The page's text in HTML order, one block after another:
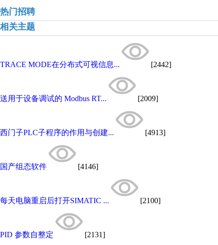
热门招聘
相关主题
TRACE MODE在分布式可视信息... [2442]
送用于设备调试的 Modbus RT... [2009]
西门子PLC子程序的作用与创建... [4913]
国产组态软件 [4146]
每天电脑重启后打开SIMATIC ... [2100]
PID 参数自整定 [2131]